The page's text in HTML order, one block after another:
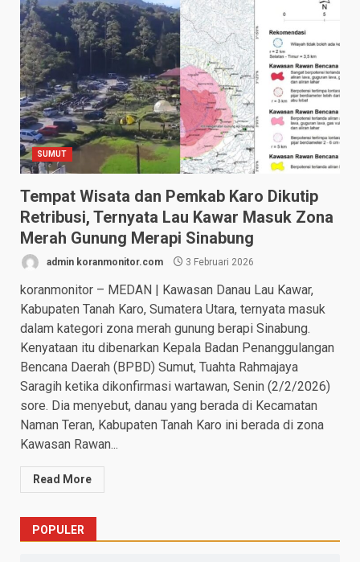
SUMUT
Tempat Wisata dan Pemkab Karo Dikutip
Retribusi, Ternyata Lau Kawar Masuk Zona
Merah Gunung Merapi Sinabung
admin koranmonitor.com 3 Februari 2026
koranmonitor – MEDAN | Kawasan Danau Lau Kawar,
Kabupaten Tanah Karo, Sumatera Utara, ternyata masuk
dalam kategori zona merah gunung berapi Sinabung.
Kenyataan itu dibenarkan Kepala Badan Penanggulangan
Bencana Daerah (BPBD) Sumut, Tuahta Rahmajaya
Saragih ketika dikonfirmasi wartawan, Senin (2/2/2026)
sore. Dia menyebut, danau yang berada di Kecamatan
Naman Teran, Kabupaten Tanah Karo ini berada di zona
Kawasan Rawan...
Read More
POPULER